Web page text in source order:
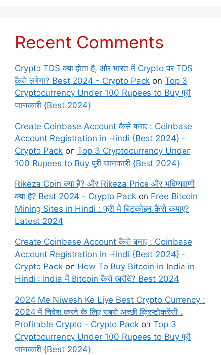
Recent Comments
Crypto TDS क्या होता है, और भारत में Crypto पर TDS
कैसे लगेगा? Best 2024 - Crypto Pack on Top 3
Cryptocurrency Under 100 Rupees to Buy पूरी
जानकारी {Best 2024}
Create Coinbase Account कैसे बनाएं : Coinbase
Account Registration in Hindi {Best 2024} -
Crypto Pack on Top 3 Cryptocurrency Under
100 Rupees to Buy पूरी जानकारी {Best 2024}
Rikeza Coin क्या हैं? और Rikeza Price और भविष्यवाणी
क्या है? Best 2024 - Crypto Pack on Free Bitcoin
Mining Sites in Hindi : फ्री मे बिटकोइन कैसे कमाए?
Latest 2024
Create Coinbase Account कैसे बनाएं : Coinbase
Account Registration in Hindi {Best 2024} -
Crypto Pack on How To Buy Bitcoin in India in
Hindi : India में Bitcoin कैसे खरीदें? Best 2024
2024 Me Niwesh Ke Liye Best Crypto Currency :
2024 में निवेश करने के लिए सबसे अच्छी क्रिप्टोकरेंसी :
Profirable Crypto - Crypto Pack on Top 3
Cryptocurrency Under 100 Rupees to Buy पूरी
जानकारी {Best 2024}